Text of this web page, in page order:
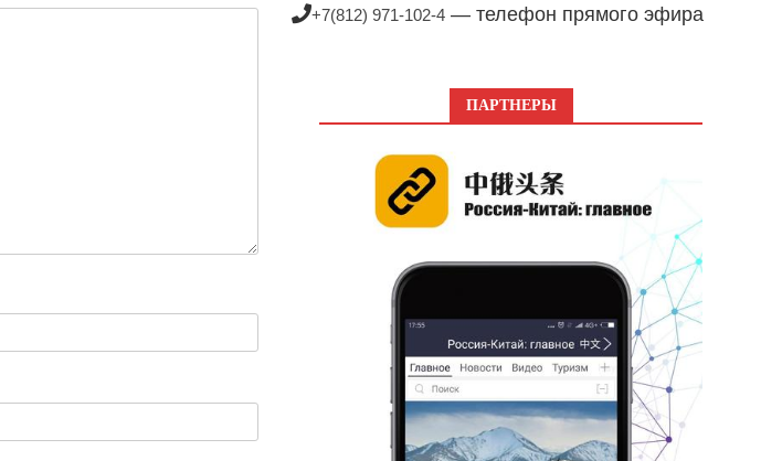
+7(812) 971-102-4 — телефон прямого эфира
ПАРТНЕРЫ